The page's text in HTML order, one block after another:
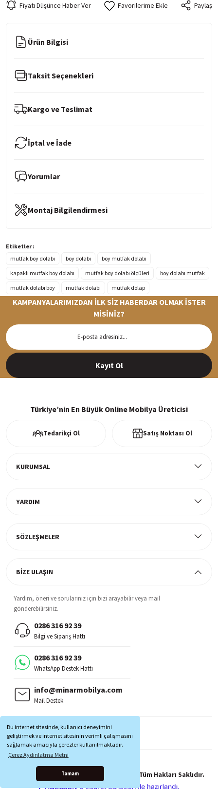
Bu internet sitesinde, kullanıcı deneyimini
geliştirmek ve internet sitesinin verimli çalışmasını
sağlamak amacıyla çerezler kullanılmaktadır.
Çerez Aydınlatma Metni
Tamam
Fiyatı Düşünce Haber Ver Paylaş
Ürün Bilgisi
Taksit Seçenekleri
Kargo ve Teslimat
İptal ve İade
Yorumlar
Montaj Bilgilendirmesi
Etiketler :
mutfak boy dolabı
boy dolabı
boy mutfak dolabı
kapaklı mutfak boy dolabı
mutfak boy dolabı ölçüleri
boy dolabı mutfak
mutfak dolabı boy
mutfak dolabı mutfak dolap
Siparişleriniz en kısa sürede hazırlanarak kargoya verilir
KAMPANYALARIMIZDAN İLK SİZ HABERDAR OLMAK İSTER
MİSİNİZ?
Kayıt Ol
Türkiye’nin En Büyük Online Mobilya Üreticisi
Tedarikçi Ol Satış Noktası Ol
KURUMSAL
YARDIM
SÖZLEŞMELER
BİZE ULAŞIN
Yardım, öneri ve sorularınız için bizi arayabilir veya mail
gönderebilirsiniz.
0286 316 92 39
Bilgi ve Sipariş Hattı
0286 316 92 39
WhatsApp Destek Hattı
info@minarmobilya.com
Mail Destek
MOBİL UYGULAMALAR:
Copyright © 1997 - 2025 Minar Mobilya® Tüm Hakları Saklıdır.
ideasoft e-